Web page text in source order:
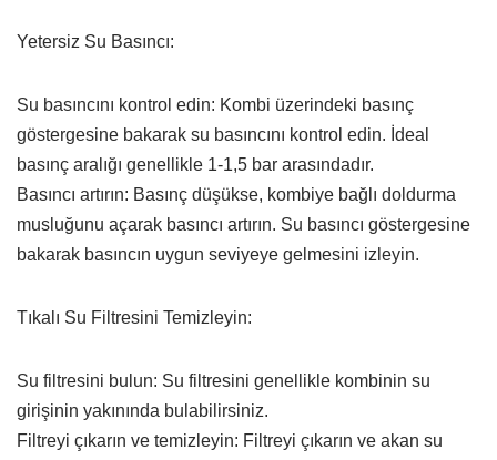
Yetersiz Su Basıncı:
Su basıncını kontrol edin: Kombi üzerindeki basınç
göstergesine bakarak su basıncını kontrol edin. İdeal
basınç aralığı genellikle 1-1,5 bar arasındadır.
Basıncı artırın: Basınç düşükse, kombiye bağlı doldurma
musluğunu açarak basıncı artırın. Su basıncı göstergesine
bakarak basıncın uygun seviyeye gelmesini izleyin.
Tıkalı Su Filtresini Temizleyin:
Su filtresini bulun: Su filtresini genellikle kombinin su
girişinin yakınında bulabilirsiniz.
Filtreyi çıkarın ve temizleyin: Filtreyi çıkarın ve akan su